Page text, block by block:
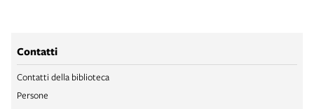
Contatti
Contatti della biblioteca
Persone